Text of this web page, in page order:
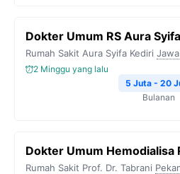
Dokter Umum RS Aura
Rumah Sakit Aura Syifa Kediri
2 Minggu yang lalu
5 Juta - 20
Bulanan
Dokter Umum Hemodialisa
Rumah Sakit Prof. Dr. Tabrani